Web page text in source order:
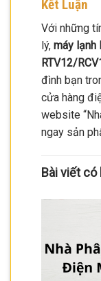
Kết Luận
Với những
lý, máy lạnh
RTV12/
đình bạn
cửa hàng
website
ngay sản
Bài viết có